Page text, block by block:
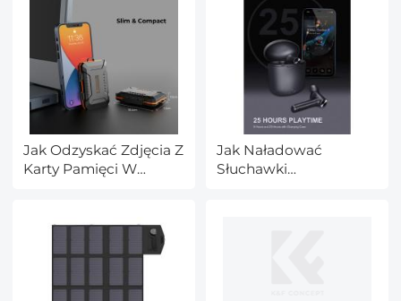
Jak Odzyskać Zdjęcia Z
Karty Pamięci W
Jak Naładować
Słuchawki